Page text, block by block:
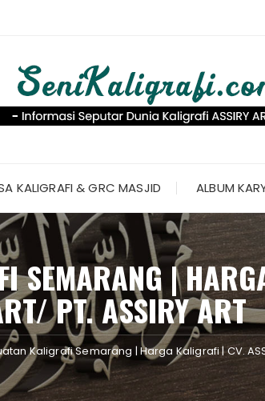
KALIGRAFI & GRC MASJID ALBUM
SEMARANG |
PT. ASSIRY ART
Kaligrafi Semarang | Harga Kaligrafi | CV.